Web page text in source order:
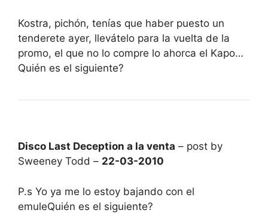
Kostra, pichón, tenías que haber puesto un
tenderete ayer, llevátelo para la vuelta de la
promo, el que no lo compre lo ahorca el Kapo…
Quién es el siguiente?
Disco Last Deception a la venta – post by
Sweeney Todd – 22-03-2010
P.s Yo ya me lo estoy bajando con el
emuleQuién es el siguiente?